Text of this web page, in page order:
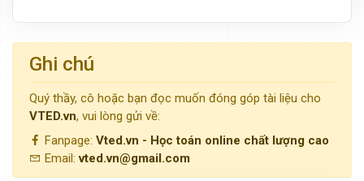
Ghi chú
Quý thầy, cô hoặc bạn đọc muốn đóng góp tài liệu cho
VTED.vn, vui lòng gửi về:
Fanpage: Vted.vn - Học toán online chất lượng cao
Email:vted.vn@gmail.com